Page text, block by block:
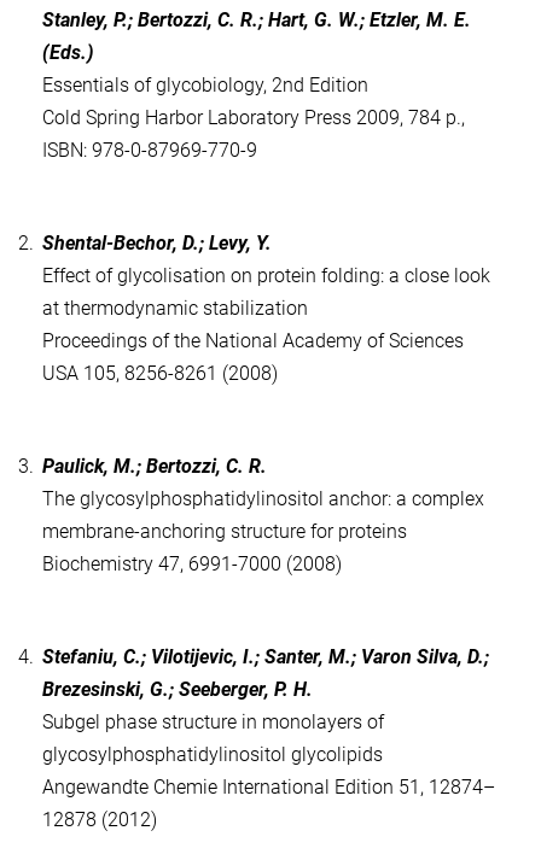
Stanley, P.; Bertozzi, C. R.; Hart, G. W.; Etzler, M. E.
(Eds.)
Essentials of glycobiology, 2nd Edition
Cold Spring Harbor Laboratory Press 2009, 784 p.,
ISBN: 978-0-87969-770-9
2. Shental-Bechor, D.; Levy, Y.
Effect of glycolisation on protein folding: a close look
at thermodynamic stabilization
Proceedings of the National Academy of Sciences
USA 105, 8256-8261 (2008)
3. Paulick, M.; Bertozzi, C. R.
The glycosylphosphatidylinositol anchor: a complex
membrane-anchoring structure for proteins
Biochemistry 47, 6991-7000 (2008)
4. Stefaniu, C.; Vilotijevic, I.; Santer, M.; Varon Silva, D.;
Brezesinski, G.; Seeberger, P. H.
Subgel phase structure in monolayers of
glycosylphosphatidylinositol glycolipids
Angewandte Chemie International Edition 51, 12874–
12878 (2012)